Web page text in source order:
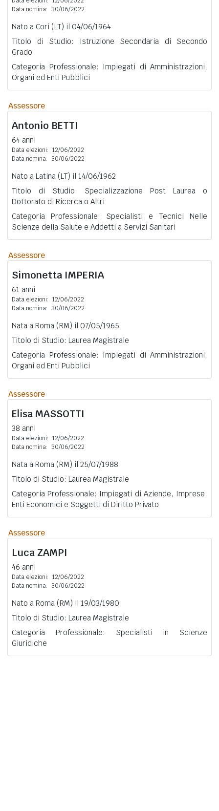
Data nomina: 30/06/2022
Nato a Cori (LT) il 04/06/1964
Titolo di Studio: Istruzione Secondaria di Secondo
Grado
Categoria Professionale: Impiegati di Amministrazioni,
Organi ed Enti Pubblici
Assessore
Antonio BETTI
64 anni
Data elezioni: 12/06/2022
Data nomina: 30/06/2022
Nato a Latina (LT) il 14/06/1962
Titolo di Studio: Specializzazione Post Laurea o
Dottorato di Ricerca o Altri
Categoria Professionale: Specialisti e Tecnici Nelle
Scienze della Salute e Addetti a Servizi Sanitari
Assessore
Simonetta IMPERIA
61 anni
Data elezioni: 12/06/2022
Data nomina: 30/06/2022
Nata a Roma (RM) il 07/05/1965
Titolo di Studio: Laurea Magistrale
Categoria Professionale: Impiegati di Amministrazioni,
Organi ed Enti Pubblici
Assessore
Elisa MASSOTTI
38 anni
Data elezioni: 12/06/2022
Data nomina: 30/06/2022
Nata a Roma (RM) il 25/07/1988
Titolo di Studio: Laurea Magistrale
Categoria Professionale: Impiegati di Aziende, Imprese,
Enti Economici e Soggetti di Diritto Privato
Assessore
Luca ZAMPI
46 anni
Data elezioni: 12/06/2022
Data nomina: 30/06/2022
Nato a Roma (RM) il 19/03/1980
Titolo di Studio: Laurea Magistrale
Categoria Professionale: Specialisti in Scienze
Giuridiche